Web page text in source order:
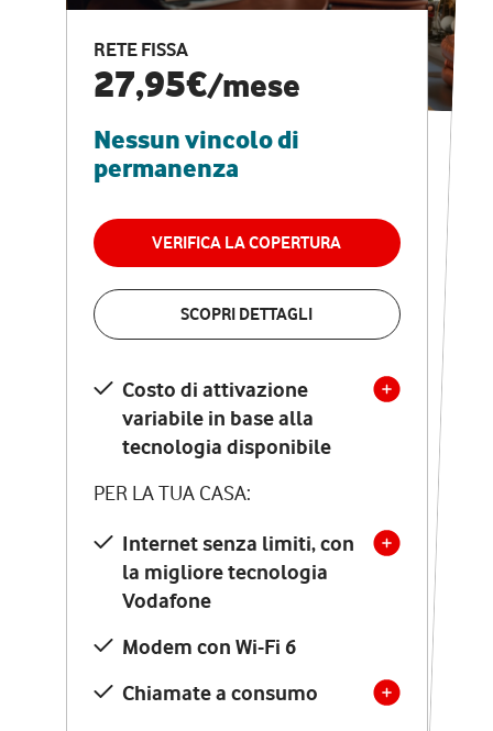
RETE FISSA
27,95€/mese
Nessun vincolo di
permanenza
VERIFICA LA COPERTURA
SCOPRI DETTAGLI
Costo di attivazione
variabile in base alla
tecnologia disponibile
PER LA TUA CASA:
Internet senza limiti, con
la migliore tecnologia
Vodafone
Modem con Wi-Fi 6
Chiamate a consumo
CASA PRO
Internet veloce e
vantaggi speciali
RETE FISSA + VODAFONE CLUB
29,95€
permanenza
VERIFICA LA COPERTURA
Costo di attivazione
variabile in base alla
tecnologia disponibile
PER LA TUA CASA:
Internet senza limiti, con
la migliore tecnologia
Vodafone
Modem Seven con Wi-Fi 7
Chiamate illimitate verso
numeri fissi e mobili
nazionali